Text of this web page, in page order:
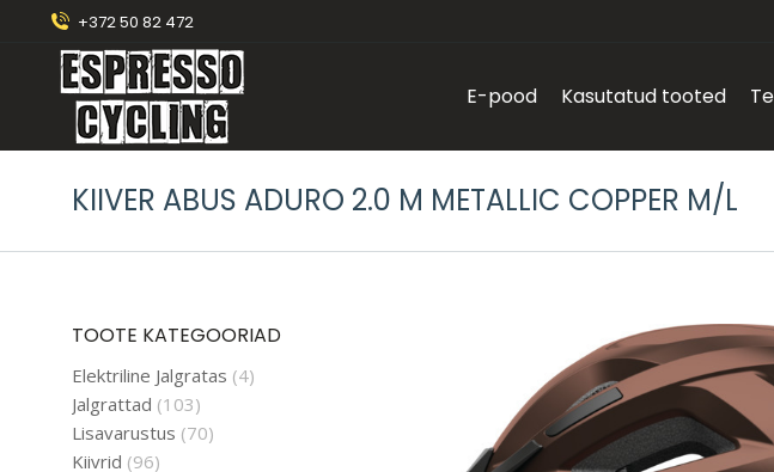
+372 50 82 472
E-pood Kasutatud tooted
KIIVER ABUS ADURO 2.0 M METALLIC COPPER M/L
TOOTE KATEGOORIAD
Elektriline Jalgratas (4)
Jalgrattad (103)
Lisavarustus (70)
Kiivrid (96)